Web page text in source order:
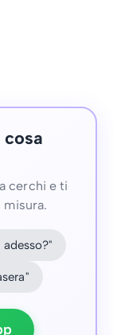
cerchi e ti